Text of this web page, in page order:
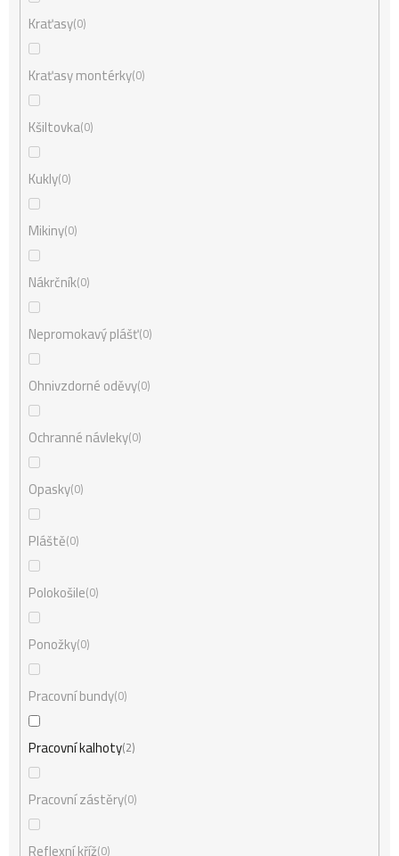
Kraťasy 0
Kraťasy montérky 0
Kšiltovka 0
Kukly 0
Mikiny 0
Nákrčník 0
Nepromokavý plášť 0
Ohnivzdorné oděvy 0
Ochranné návleky 0
Opasky 0
Pláště 0
Polokošile 0
Ponožky 0
Pracovní bundy 0
Pracovní kalhoty 2
Pracovní zástěry 0
Reflexní kříž 0